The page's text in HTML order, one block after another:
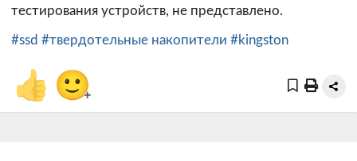
тестирования устройств, не представлено.
#ssd #твердотельные накопители #kingston
👍 🙂+